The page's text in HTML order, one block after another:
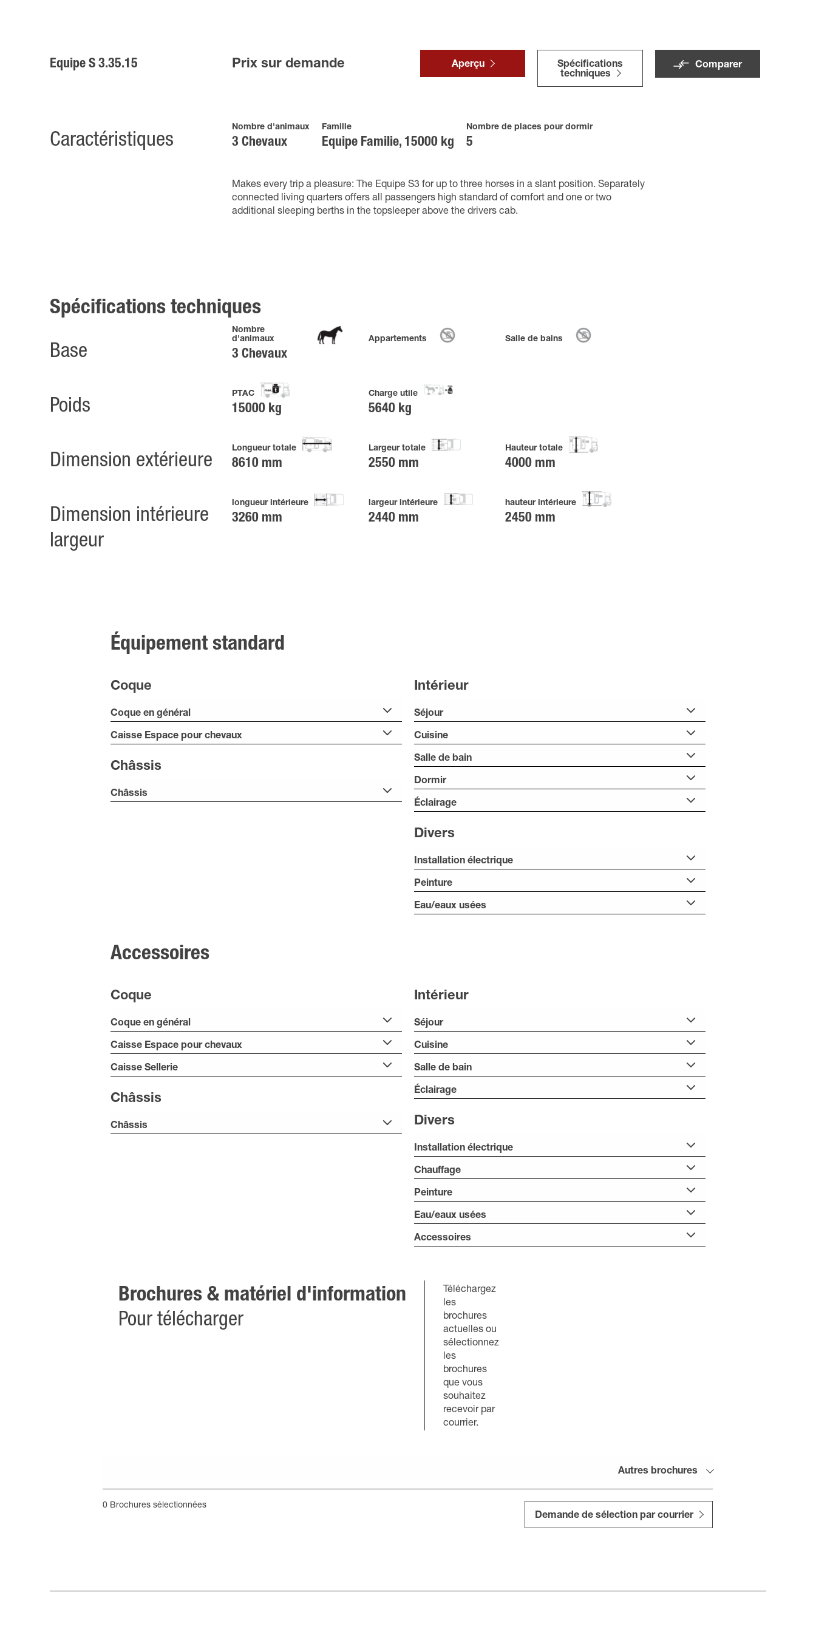
Equipe S 3.35.15 Prix sur demande Aperçu
Spécifications
techniques
Comparer
Caractéristiques
Nombre d'animaux
3 Chevaux
Famille
Equipe Familie, 15000 kg
Nombre de places pour dormir
5
Makes every trip a pleasure: The Equipe S3 for up to three horses in a slant position. Separately
connected living quarters offers all passengers high standard of comfort and one or two
additional sleeping berths in the topsleeper above the drivers cab.
Spécifications techniques
Base
Nombre
d'animaux
3 Chevaux
Appartements Salle de bains
Poids
PTAC
15000 kg
Charge utile
5640 kg
Dimension extérieure
Longueur totale
8610 mm
Largeur totale
2550 mm
Hauteur totale
4000 mm
Dimension intérieure
largeur
longueur intérieure
3260 mm
largeur intérieure
2440 mm
hauteur intérieure
2450 mm
Équipement standard
Coque
Coque en général
Caisse Espace pour chevaux
Châssis
Châssis
Intérieur
Séjour
Cuisine
Salle de bain
Dormir
Éclairage
Divers
Installation électrique
Peinture
Eau/eaux usées
Accessoires
Coque
Coque en général
Caisse Espace pour chevaux
Caisse Sellerie
Châssis
Châssis
Intérieur
Séjour
Cuisine
Salle de bain
Éclairage
Divers
Installation électrique
Chauffage
Peinture
Eau/eaux usées
Accessoires
Brochures & matériel d'information
Pour télécharger
Téléchargez
les
brochures
actuelles ou
sélectionnez
les
brochures
que vous
souhaitez
recevoir par
courrier.
Autres brochures
0 Brochures sélectionnées
Demande de sélection par courrier